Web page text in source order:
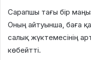
Сарапшы тағы бір
Оның айтуынша, баға
салық жүктемесінің
көбейтті.